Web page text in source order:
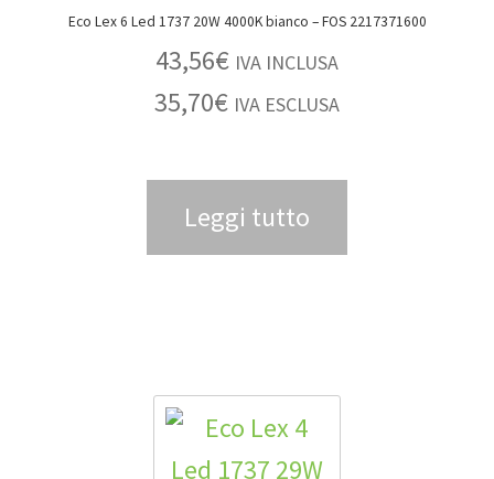
Eco Lex 6 Led 1737 20W 4000K bianco – FOS 2217371600
43,56€ IVA INCLUSA
35,70€ IVA ESCLUSA
Leggi tutto